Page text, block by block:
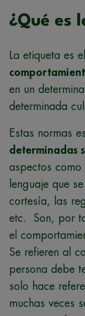
¿Qué es
La etiqueta es el
en un
determinada
Estas normas
determinadas
aspectos como
lenguaje que
cortesía, las
etc. Son, por
el
Se refieren al
persona debe
solo hace
muchas veces